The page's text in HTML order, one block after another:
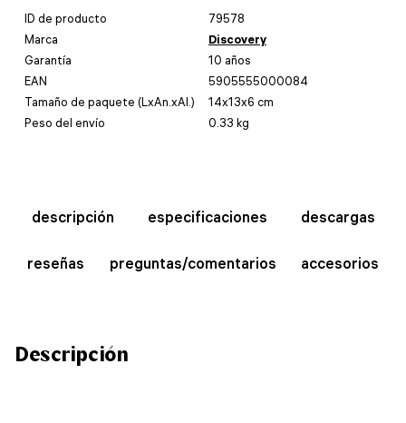
ID de producto
79578
Marca
Discovery
Garantía
10 años
EAN
5905555000084
Tamaño de paquete (LxAn.xAl.)
14x13x6 cm
Peso del envío
0.33 kg
descripción especificaciones descargas
reseñas preguntas/comentarios accesorios
Descripción